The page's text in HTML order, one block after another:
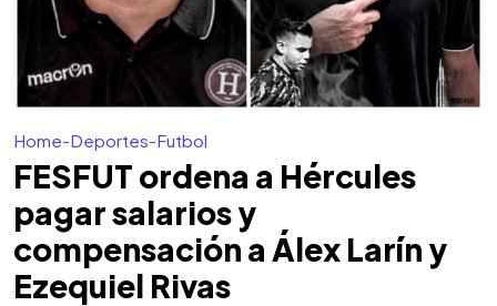
Home-Deportes-Futbol
FESFUT ordena a Hércules
pagar salarios y
compensación a Álex Larín y
Ezequiel Rivas